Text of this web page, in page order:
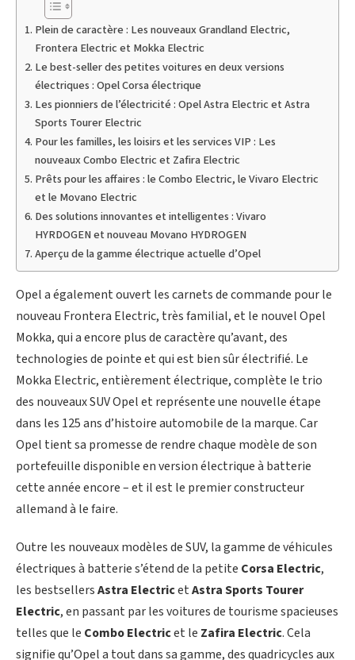
Plein de caractère : Les nouveaux Grandland Electric,
Frontera Electric et Mokka Electric
Le best-seller des petites voitures en deux versions
électriques : Opel Corsa électrique
Les pionniers de l’électricité : Opel Astra Electric et Astra
Sports Tourer Electric
Pour les familles, les loisirs et les services VIP : Les
nouveaux Combo Electric et Zafira Electric
Prêts pour les affaires : le Combo Electric, le Vivaro Electric
et le Movano Electric
Des solutions innovantes et intelligentes : Vivaro
HYRDOGEN et nouveau Movano HYDROGEN
Aperçu de la gamme électrique actuelle d’Opel
Opel a également ouvert les carnets de commande pour le
nouveau Frontera Electric, très familial, et le nouvel Opel
Mokka, qui a encore plus de caractère qu’avant, des
technologies de pointe et qui est bien sûr électrifié. Le
Mokka Electric, entièrement électrique, complète le trio
des nouveaux SUV Opel et représente une nouvelle étape
dans les 125 ans d’histoire automobile de la marque. Car
Opel tient sa promesse de rendre chaque modèle de son
portefeuille disponible en version électrique à batterie
cette année encore – et il est le premier constructeur
allemand à le faire.
Outre les nouveaux modèles de SUV, la gamme de véhicules
électriques à batterie s’étend de la petite Corsa Electric,
les bestsellersAstra ElectricetAstra Sports Tourer
Electric, en passant par les voitures de tourisme spacieuses
telles que le Combo Electricet le Zafira Electric. Cela
signifie qu’Opel a tout dans sa gamme, des quadricycles aux